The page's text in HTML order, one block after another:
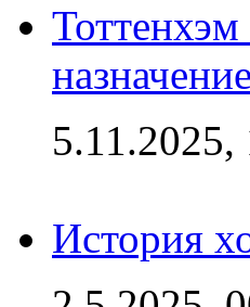
5.11.2025,
История